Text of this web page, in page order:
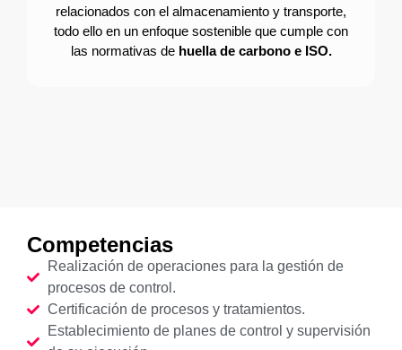
relacionados con el almacenamiento y transporte,
todo ello en un enfoque sostenible que cumple con
las normativas de huella de carbono e ISO.
Competencias
Realización de operaciones para la gestión de
procesos de control.
Certificación de procesos y tratamientos.
Establecimiento de planes de control y supervisión